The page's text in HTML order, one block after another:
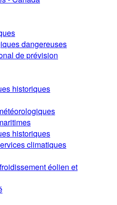
dangereuses
de prévision
historiques
historiques
climatiques
éolien et